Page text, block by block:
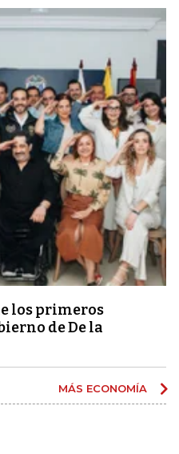
los primeros
de De la
MÁS ECONOMÍA